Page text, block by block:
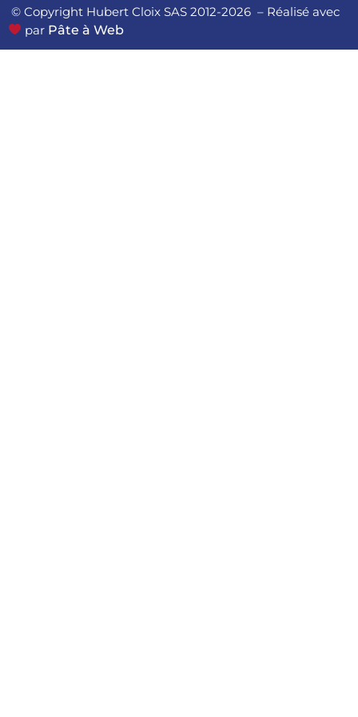
© Copyright Hubert Cloix SAS 2012-2026 – Réalisé avec
par Pâte à Web